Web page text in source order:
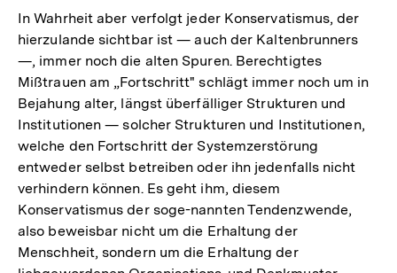
In Wahrheit aber verfolgt jeder Konservatismus, der
hierzulande sichtbar ist — auch der Kaltenbrunners
—, immer noch die alten Spuren. Berechtigtes
Mißtrauen am „Fortschritt" schlägt immer noch um in
Bejahung alter, längst überfälliger Strukturen und
Institutionen — solcher Strukturen und Institutionen,
welche den Fortschritt der Systemzerstörung
entweder selbst betreiben oder ihn jedenfalls nicht
verhindern können. Es geht ihm, diesem
Konservatismus der soge-nannten Tendenzwende,
also beweisbar nicht um die Erhaltung der
Menschheit, sondern um die Erhaltung der